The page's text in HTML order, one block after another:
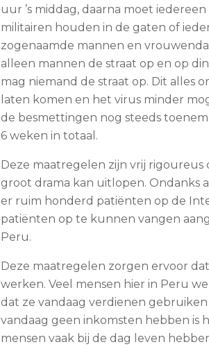
uur ’s middag, daarna moet
militairen houden in de gaten of
zogenaamde mannen en
alleen mannen de straat op en op
mag niemand de straat op. Dit alles
laten komen en het virus minder
de besmettingen nog steeds
6 weken in totaal.
Deze maatregelen zijn vrij
groot drama kan uitlopen. Ondanks
er ruim honderd patiënten op de
patiënten op te kunnen vangen
Peru.
Deze maatregelen zorgen ervoor
werken. Veel mensen hier in Peru
dat ze vandaag verdienen
vandaag geen inkomsten hebben is
mensen vaak bij de dag leven